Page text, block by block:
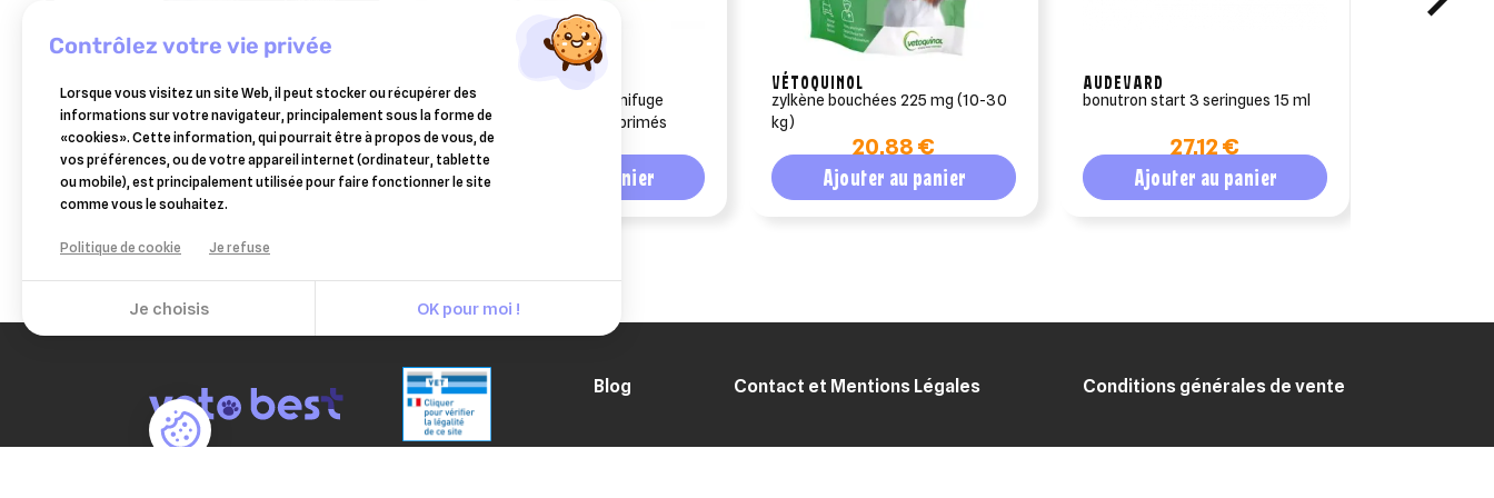
PURINA
purina pro plan chien fortiflora
canine probiotique 1 sachet
1,27 €
Ajouter au panier
CLEMENT THEKAN
thekan vermiscan vermifuge
chien plus 10 kg 4 comprimés
Ajouter au panier
VÉTOQUINOL
zylkène bouchées 225 mg (10-30
kg)
20,88 €
Ajouter au panier
AUDEVARD
bonutron start 3 seringues 15 ml
27,12 €
Ajouter au panier
Blog Contact et Mentions Légales Conditions générales de vente
contrôlez votre vie privée
Lorsque vous visitez un site Web, il peut stocker ou récupérer des
informations sur votre navigateur, principalement sous la forme de
«cookies». Cette information, qui pourrait être à propos de vous, de
vos préférences, ou de votre appareil internet (ordinateur, tablette
ou mobile), est principalement utilisée pour faire fonctionner le site
comme vous le souhaitez.
Politique de cookie Je refuse
Je choisis OK pour moi !